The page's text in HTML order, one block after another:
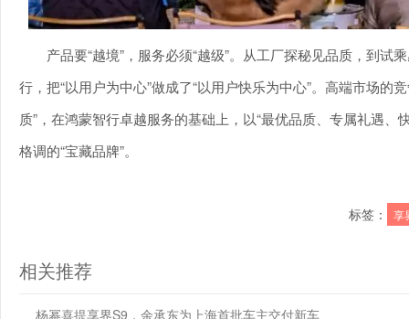
产品要“越境”，服务必须“越级”。从工厂探秘见品质，到
行，把“以用户为中心”做成了“以用户快乐为中心”。高端市场的
质”，在鸿蒙智行卓越服务的基础上，以“最优品质、专属礼遇
格调的“宝藏品牌”。
标签： 享
相关推荐
杨幂喜提享界S9，余承东为上海首批车主交付新车